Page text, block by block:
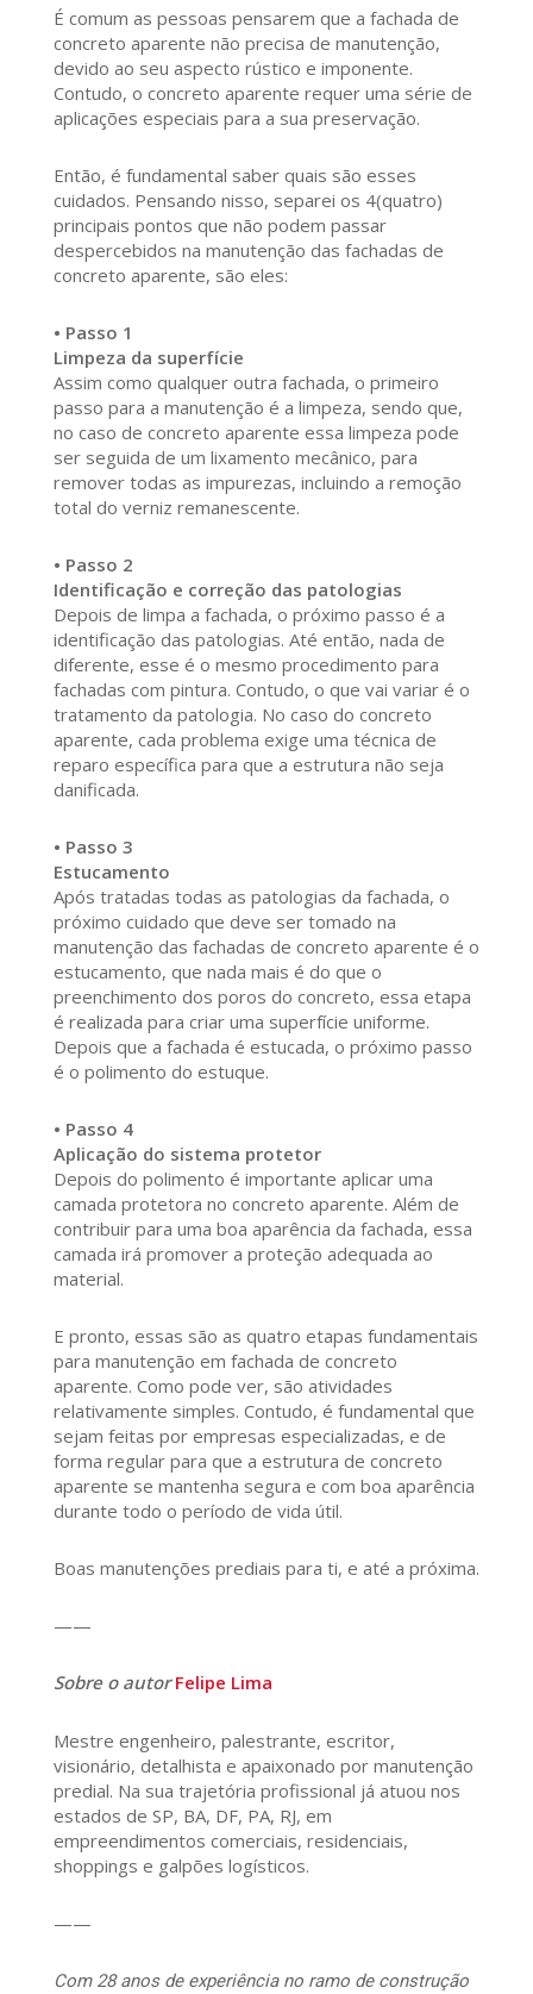
É comum as pessoas pensarem que a fachada de
concreto aparente não precisa de manutenção,
devido ao seu aspecto rústico e imponente.
Contudo, o concreto aparente requer uma série de
aplicações especiais para a sua preservação.
Então, é fundamental saber quais são esses
cuidados. Pensando nisso, separei os 4(quatro)
principais pontos que não podem passar
despercebidos na manutenção das fachadas de
concreto aparente, são eles:
• Passo 1
Limpeza da superfície
Assim como qualquer outra fachada, o primeiro
passo para a manutenção é a limpeza, sendo que,
no caso de concreto aparente essa limpeza pode
ser seguida de um lixamento mecânico, para
remover todas as impurezas, incluindo a remoção
total do verniz remanescente.
• Passo 2
Identificação e correção das patologias
Depois de limpa a fachada, o próximo passo é a
identificação das patologias. Até então, nada de
diferente, esse é o mesmo procedimento para
fachadas com pintura. Contudo, o que vai variar é o
tratamento da patologia. No caso do concreto
aparente, cada problema exige uma técnica de
reparo específica para que a estrutura não seja
danificada.
• Passo 3
Estucamento
Após tratadas todas as patologias da fachada, o
próximo cuidado que deve ser tomado na
manutenção das fachadas de concreto aparente é o
estucamento, que nada mais é do que o
preenchimento dos poros do concreto, essa etapa
é realizada para criar uma superfície uniforme.
Depois que a fachada é estucada, o próximo passo
é o polimento do estuque.
• Passo 4
Aplicação do sistema protetor
Depois do polimento é importante aplicar uma
camada protetora no concreto aparente. Além de
contribuir para uma boa aparência da fachada, essa
camada irá promover a proteção adequada ao
material.
E pronto, essas são as quatro etapas fundamentais
para manutenção em fachada de concreto
aparente. Como pode ver, são atividades
relativamente simples. Contudo, é fundamental que
sejam feitas por empresas especializadas, e de
forma regular para que a estrutura de concreto
aparente se mantenha segura e com boa aparência
durante todo o período de vida útil.
Boas manutenções prediais para ti, e até a próxima.
——
Sobre o autorFelipe Lima
Mestre engenheiro, palestrante, escritor,
visionário, detalhista e apaixonado por manutenção
predial. Na sua trajetória profissional já atuou nos
estados de SP, BA, DF, PA, RJ, em
empreendimentos comerciais, residenciais,
shoppings e galpões logísticos.
——
Com 28 anos de experiência no ramo de construção